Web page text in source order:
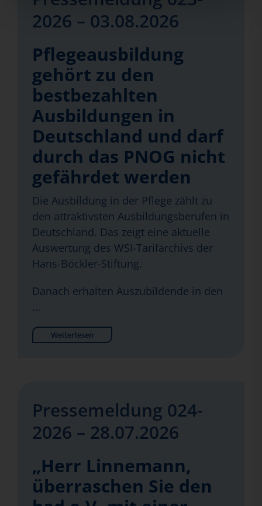
2026 – 03.08.2026
Pflegeausbildung
gehört zu den
bestbezahlten
Ausbildungen in
Deutschland und darf
durch das PNOG nicht
gefährdet werden
Die Ausbildung in der Pflege zählt zu
den attraktivsten Ausbildungsberufen in
Deutschland. Das zeigt eine aktuelle
Auswertung des WSI-Tarifarchivs der
Hans-Böckler-Stiftung.
Danach erhalten Auszubildende in den
…
Weiterlesen
Pressemeldung 024-
2026 – 28.07.2026
„Herr Linnemann,
überraschen Sie den